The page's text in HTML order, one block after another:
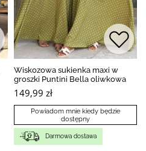
Wiskozowa sukienka maxi w
groszki Puntini Bella oliwkowa
149,99 zł
Powiadom mnie kiedy będzie
dostępny
Darmowa dostawa